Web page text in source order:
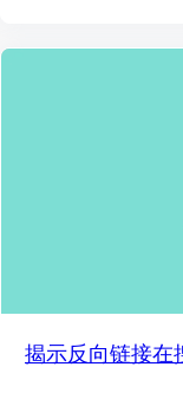
揭示反向链接在